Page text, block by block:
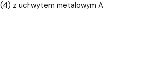
(4) z uchwytem metalowym A